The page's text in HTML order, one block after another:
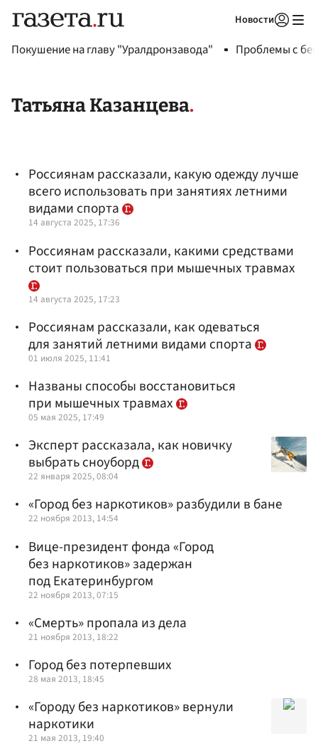
Новости
Покушение на главу "Уралдронзавода" Проблемы с
Татьяна Казанцева
Россиянам рассказали, какую одежду лучше
всего использовать при занятиях летними
видами спорта
14 августа 2025, 17:36
Россиянам рассказали, какими средствами
стоит пользоваться при мышечных травмах
14 августа 2025, 17:23
Россиянам рассказали, как одеваться
для занятий летними видами спорта
01 июля 2025, 11:41
Названы способы восстановиться
при мышечных травмах
05 мая 2025, 17:49
Эксперт рассказала, как новичку
выбрать сноуборд
22 января 2025, 08:04
«Город без наркотиков» разбудили в бане
22 ноября 2013, 14:54
Вице-президент фонда «Город
без наркотиков» задержан
под Екатеринбургом
22 ноября 2013, 07:15
«Смерть» пропала из дела
21 ноября 2013, 18:22
Город без потерпевших
28 мая 2013, 18:45
«Городу без наркотиков» вернули
наркотики
21 мая 2013, 19:40